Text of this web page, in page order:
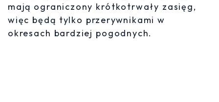
mają ograniczony krótkotrwały zasięg,
więc będą tylko przerywnikami w
okresach bardziej pogodnych.